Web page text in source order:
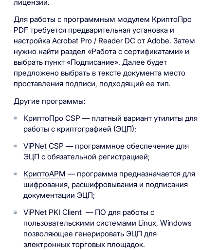
лицензии.
Для работы с программным модулем КриптоПро
PDF требуется предварительная установка и
настройка Acrobat Pro / Reader DC от Adobe. Затем
нужно найти раздел «Работа с сертификатами» и
выбрать пункт «Подписание». Далее будет
предложено выбрать в тексте документа место
проставления подписи, подходящий ее тип.
Другие программы:
КриптоПро CSP — платный вариант утилиты для
работы с криптографией (ЭЦП);
ViPNet CSP — программное обеспечение для
ЭЦП с обязательной регистрацией;
КриптоАРМ — программа предназначается для
шифрования, расшифровывания и подписания
документации ЭЦП;
ViPNet PKI Client — ПО для работы с
пользовательскими системами Linux, Windows
позволяющее генерировать ЭЦП для
электронных торговых площадок.